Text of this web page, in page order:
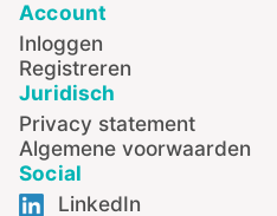
Account
Inloggen
Registreren
Juridisch
Privacy statement
Algemene voorwaarden
Social
LinkedIn